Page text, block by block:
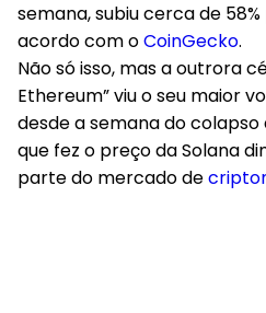
semana, subiu cerca de 58%
acordo com oCoinGecko.
Não só isso, mas a outrora
Ethereum” viu o seu maior
desde a semana do colapso
que fez o preço da Solana
parte do mercado de